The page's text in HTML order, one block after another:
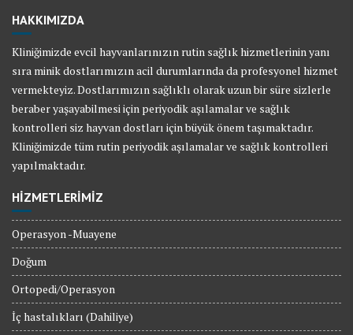
HAKKIMIZDA
Kliniğimizde evcil hayvanlarınızın rutin sağlık hizmetlerinin yanı
sıra minik dostlarımızın acil durumlarında da profesyonel hizmet
vermekteyiz. Dostlarımızın sağlıklı olarak uzun bir süre sizlerle
beraber yaşayabilmesi için periyodik aşılamalar ve sağlık
kontrolleri siz hayvan dostları için büyük önem taşımaktadır.
Kliniğimizde tüm rutin periyodik aşılamalar ve sağlık kontrolleri
yapılmaktadır.
HİZMETLERİMİZ
Operasyon -Muayene
Doğum
Ortopedi/Operasyon
İç hastalıkları (Dahiliye)